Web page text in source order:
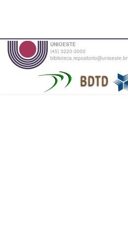
UNIOESTE
(45) 3220-3000
biblioteca.repositorio@unioeste.br